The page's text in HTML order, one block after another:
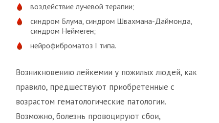
воздействие лучевой терапии;
синдром Блума, синдром Швахмана-Даймонда,
синдром Неймеген;
нейрофиброматоз I типа.
Возникновению лейкемии у пожилых людей, как
правило, предшествуют приобретенные с
возрастом гематологические патологии.
Возможно, болезнь провоцируют сбои,